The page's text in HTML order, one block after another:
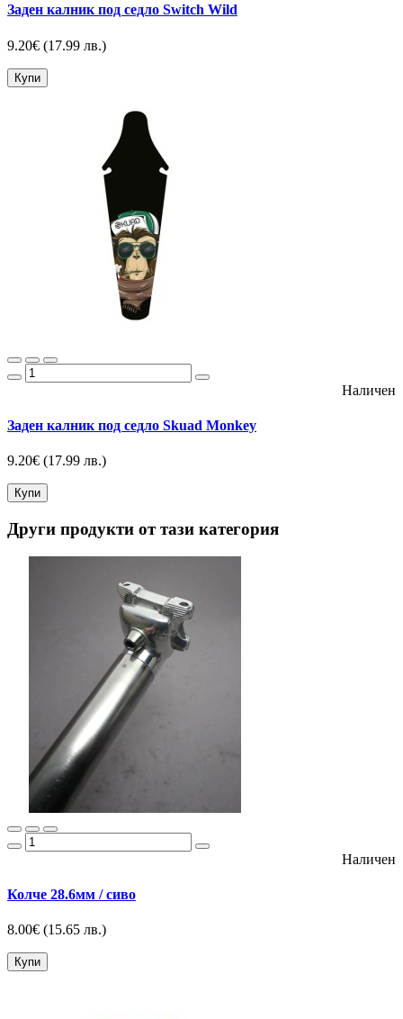
Заден калник под седло Switch Wild
9.20€ (17.99 лв.)
Купи
Наличен
Заден калник под седло Skuad Monkey
9.20€ (17.99 лв.)
Купи
Други продукти от тази категория
Наличен
Колче 28.6мм / сиво
8.00€ (15.65 лв.)
Купи